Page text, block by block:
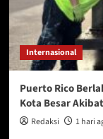
Internasional
Puerto Rico
Kota Besar
Redaksi 1 hari